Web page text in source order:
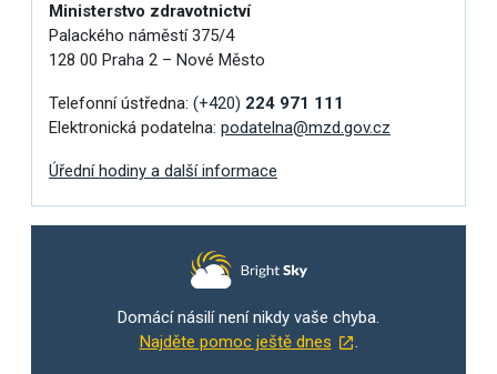
Ministerstvo zdravotnictví
Palackého náměstí 375/4
128 00 Praha 2 – Nové Město
Telefonní ústředna: (+420) 224 971 111
Elektronická podatelna: podatelna@mzd.gov.cz
Úřední hodiny a další informace
Domácí násilí není nikdy vaše chyba.
Najděte pomoc ještě dnes